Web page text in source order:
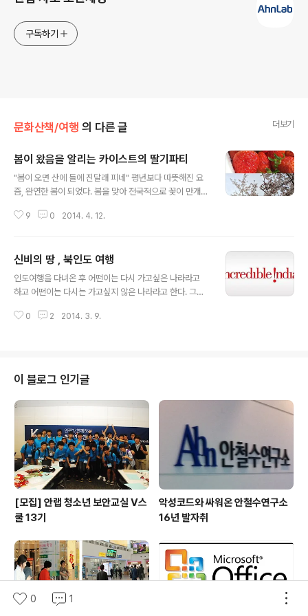
구독하기
문화산책/여행 의 다른 글 더보기
봄이 왔음을 알리는 카이스트의 딸기파티
"봄이 오면 산에 들에 진달래 피네" 평년보다 따뜻해진 요
즘, 완연한 봄이 되었다. 봄을 맞아 전국적으로 꽃이 만개하
조금 특별하게 봄을 맞이한다. 거창한 행사는 아니지만, '딸
를 돕기 위해 시작되었다. 당시 딸기 값이 폭락하여 어려움
을 겪는 딸기 농가를 위해 카이스트 학생들이 판매행사를
마련하였고, 19년이 지난 지금까지 이어져오고 있다. 딸기
의 구성원들이 학교 곳곳에 있는 잔디에 삼삼오오 둘러앉
9 0 2014. 4. 12.
신비의 땅 , 북인도 여행
인도여행을 다녀온 후 어떤이는 다시 가고싶은 나라라고
하고 어떤이는 다시는 가고싶지 않은 나라라고 한다. 그만
북인도 이야기를 적어보려 한다. Incredible India! 1. 자
도시'자이살메르' 자이살메르에서는 자이살메르 성(Jaisal
mer Fort)과 낙타 사파리, 이 두가지를 보고 체험할 수 있
는 것 만으로도 매력적인 도시이다. ▲ 아그라 성의 밤과
리, 아그라와 함께 북인도의 '골든 트라이앵글 Golden Tr
0 2 2014. 3. 9.
이 블로그 인기글
[모집] 안랩 청소년 보안교실 V스
쿨 13기
악성코드와 싸워온 안철수연구소
16년 발자취
0 1